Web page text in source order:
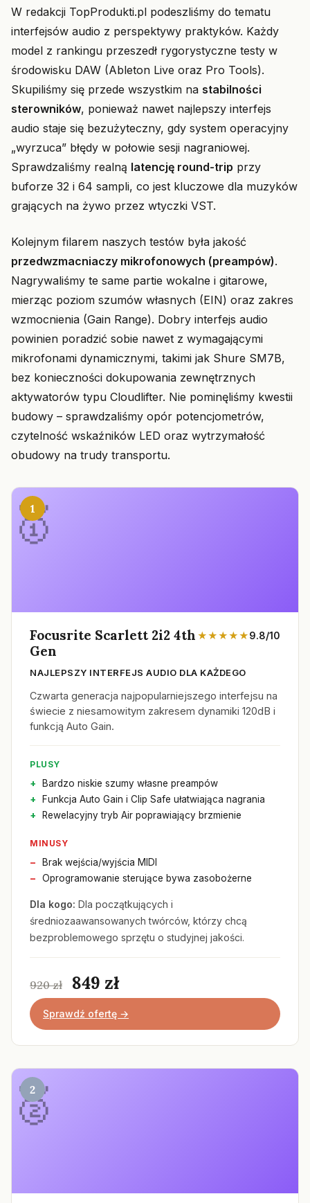
W redakcji TopProdukti.pl podeszliśmy do tematu
interfejsów audio z perspektywy praktyków. Każdy
model z rankingu przeszedł rygorystyczne testy w
środowisku DAW (Ableton Live oraz Pro Tools).
Skupiliśmy się przede wszystkim na stabilności
sterowników, ponieważ nawet najlepszy interfejs
audio staje się bezużyteczny, gdy system operacyjny
„wyrzuca” błędy w połowie sesji nagraniowej.
Sprawdzaliśmy realną latencję round-trip przy
buforze 32 i 64 sampli, co jest kluczowe dla muzyków
grających na żywo przez wtyczki VST.
Kolejnym filarem naszych testów była jakość
przedwzmacniaczy mikrofonowych (preampów).
Nagrywaliśmy te same partie wokalne i gitarowe,
mierząc poziom szumów własnych (EIN) oraz zakres
wzmocnienia (Gain Range). Dobry interfejs audio
powinien poradzić sobie nawet z wymagającymi
mikrofonami dynamicznymi, takimi jak Shure SM7B,
bez konieczności dokupowania zewnętrznych
aktywatorów typu Cloudlifter. Nie pominęliśmy kwestii
budowy – sprawdzaliśmy opór potencjometrów,
czytelność wskaźników LED oraz wytrzymałość
obudowy na trudy transportu.
1
Focusrite Scarlett 2i2 4th
Gen
★★★★★9.8/10
NAJLEPSZY INTERFEJS AUDIO DLA KAŻDEGO
Czwarta generacja najpopularniejszego interfejsu na
świecie z niesamowitym zakresem dynamiki 120dB i
funkcją Auto Gain.
PLUSY
Bardzo niskie szumy własne preampów
Funkcja Auto Gain i Clip Safe ułatwiająca nagrania
Rewelacyjny tryb Air poprawiający brzmienie
MINUSY
Brak wejścia/wyjścia MIDI
Oprogramowanie sterujące bywa zasobożerne
Dla kogo: Dla początkujących i
średniozaawansowanych twórców, którzy chcą
bezproblemowego sprzętu o studyjnej jakości.
920 zł 849 zł
Sprawdź ofertę →
2